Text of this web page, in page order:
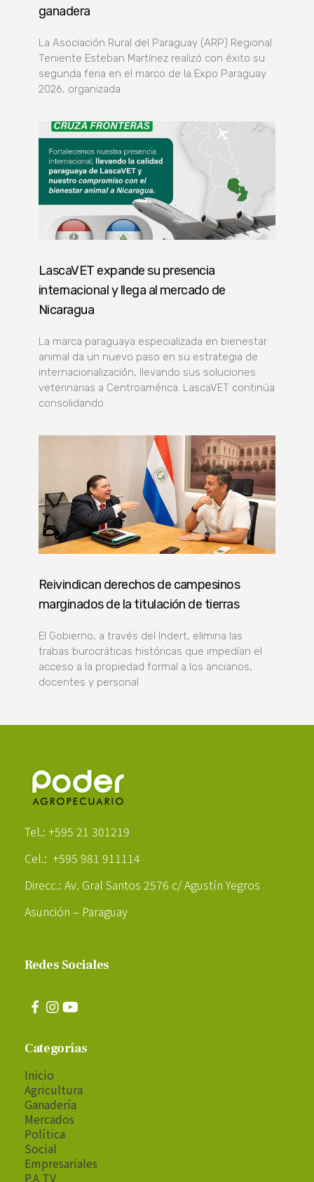
ganadera
La Asociación Rural del Paraguay (ARP) Regional
Teniente Esteban Martínez realizó con éxito su
segunda feria en el marco de la Expo Paraguay
2026, organizada
LascaVET expande su presencia
internacional y llega al mercado de
Nicaragua
La marca paraguaya especializada en bienestar
animal da un nuevo paso en su estrategia de
internacionalización, llevando sus soluciones
veterinarias a Centroamérica. LascaVET continúa
consolidando
Reivindican derechos de campesinos
marginados de la titulación de tierras
El Gobierno, a través del Indert, elimina las
trabas burocráticas históricas que impedían el
acceso a la propiedad formal a los ancianos,
docentes y personal
Tel.: +595 21 301219
Cel.: +595 981 911114
Direcc.: Av. Gral Santos 2576 c/ Agustín Yegros
Asunción – Paraguay
Redes Sociales
Categorías
Inicio
Agricultura
Ganadería
Mercados
Política
Social
Empresariales
P.A TV